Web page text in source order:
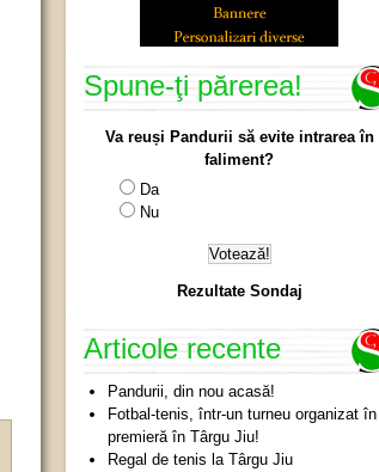
Spune-ţi părerea!
Va reuși Pandurii să evite intrarea în
faliment?
Da
Nu
Rezultate Sondaj
Articole recente
Pandurii, din nou acasă!
Fotbal-tenis, într-un turneu organizat în
premieră în Târgu Jiu!
Regal de tenis la Târgu Jiu